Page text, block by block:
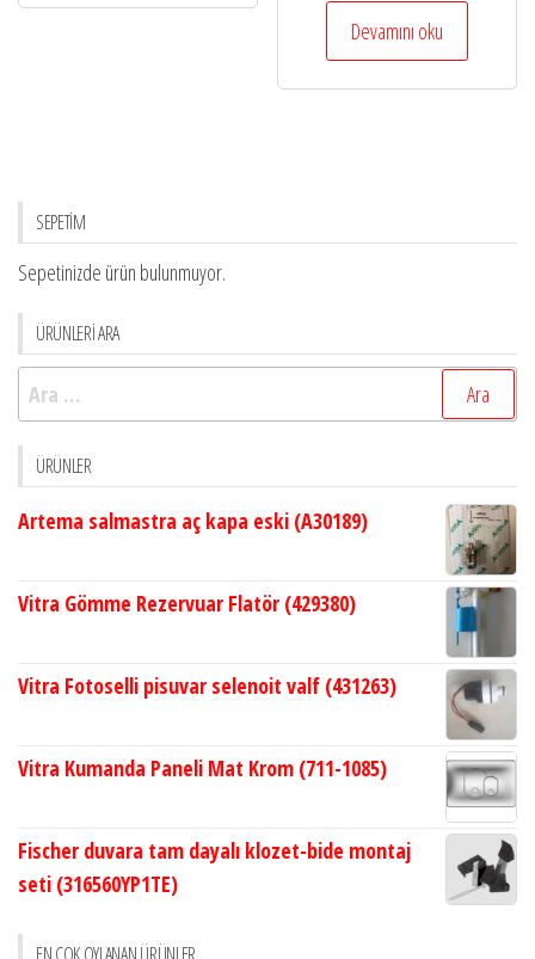
Devamını oku
SEPETİM
Sepetinizde ürün bulunmuyor.
ÜRÜNLERİ ARA
Arama:
ÜRÜNLER
Artema salmastra aç kapa eski (A30189)
Vitra Gömme Rezervuar Flatör (429380)
Vitra Fotoselli pisuvar selenoit valf (431263)
Vitra Kumanda Paneli Mat Krom (711-1085)
Fischer duvara tam dayalı klozet-bide montaj
seti (316560YP1TE)